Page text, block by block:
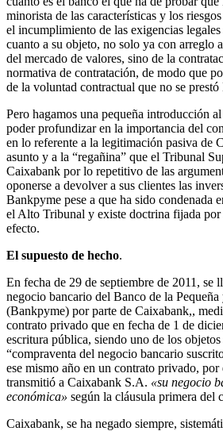
minorista de las características y los
el incumplimiento de las exigencias
cuanto a su objeto, no solo ya con arreglo
del mercado de valores, sino de la
normativa de contratación, de modo que
de la voluntad contractual que no se
Pero hagamos una pequeña introducción
poder profundizar en la importancia del
en lo referente a la legitimación pasiva de
asunto y a la “regañina” que el Tribunal
Caixabank por lo repetitivo de las
oponerse a devolver a sus clientes las
Bankpyme pese a que ha sido condenada
el Alto Tribunal y existe doctrina fijada
efecto.
El supuesto de hecho.
En fecha de 29 de septiembre de 2011, se
negocio bancario del Banco de la
(Bankpyme) por parte de Caixabank,,
contrato privado que en fecha de 1 de
escritura pública, siendo uno de los objetos
“compraventa del negocio bancario
ese mismo año en un contrato privado,
transmitió a Caixabank S.A. «su negocio
económica» según la cláusula primera del
Caixabank, se ha negado siempre,